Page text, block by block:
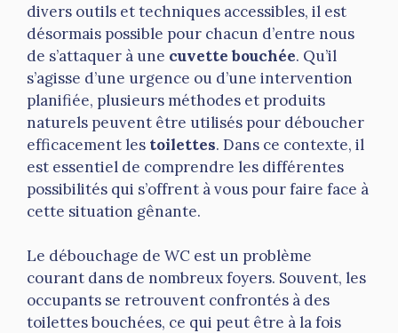
divers outils et techniques accessibles, il est
désormais possible pour chacun d’entre nous
de s’attaquer à une cuvette bouchée. Qu’il
s’agisse d’une urgence ou d’une intervention
planifiée, plusieurs méthodes et produits
naturels peuvent être utilisés pour déboucher
efficacement les toilettes. Dans ce contexte, il
est essentiel de comprendre les différentes
possibilités qui s’offrent à vous pour faire face à
cette situation gênante.
Le débouchage de WC est un problème
courant dans de nombreux foyers. Souvent, les
occupants se retrouvent confrontés à des
toilettes bouchées, ce qui peut être à la fois